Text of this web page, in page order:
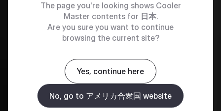
The page you're looking shows Cooler
Master contents for 日本.
Are you sure you want to continue
browsing the current site?
Yes, continue here
No, go to アメリカ合衆国 website